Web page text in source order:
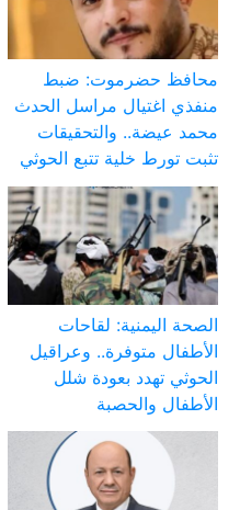
محافظ حضرموت: ضبط
منفذي اغتيال مراسل الحدث
محمد عيضة.. والتحقيقات
تثبت تورط خلية تتبع الحوثي
الصحة اليمنية: لقاحات
الأطفال متوفرة.. وعراقيل
الحوثي تهدد بعودة شلل
الأطفال والحصبة